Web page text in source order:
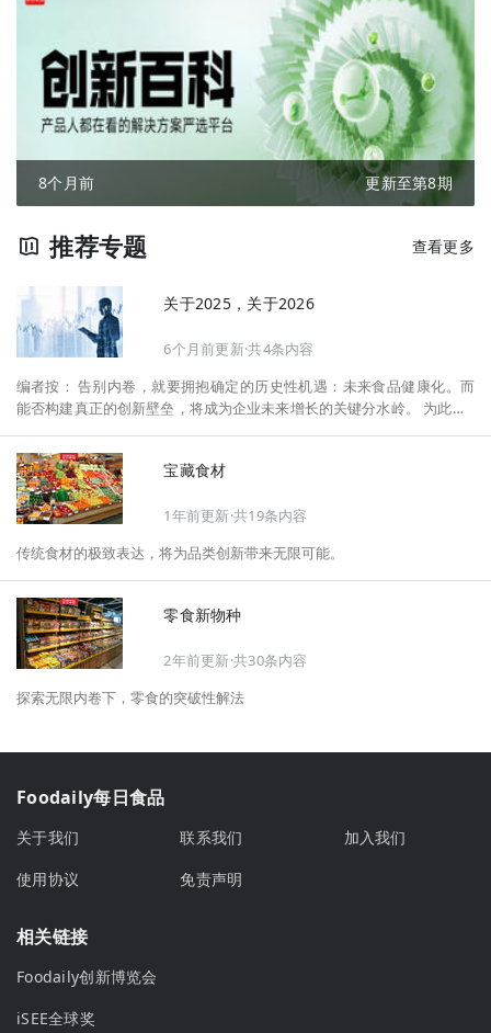
8个月前 更新至第8期
推荐专题 查看更多
关于2025，关于2026
6个月前更新·共4条内容
编者按： 告别内卷，就要拥抱确定的历史性机遇：未来食品健康化。而
能否构建真正的创新壁垒，将成为企业未来增长的关键分水岭。 为此，F
将以“创新产品”透视“未来机会”，以全球视野探寻中国机遇、增长解法，
拆解年度标杆的增长逻辑与谋篇布局，深挖“药食同源”“低GI”“老龄营
养”“清洁标签”等热门赛道的爆品基因，从趋势预判、品类创新、未来增长
机会、企业战略布局以及渠道变革等，为行业提供务实、前瞻的开年创新
宝藏食材
1年前更新·共19条内容
传统食材的极致表达，将为品类创新带来无限可能。
零食新物种
2年前更新·共30条内容
探索无限内卷下，零食的突破性解法
Foodaily每日食品
关于我们 联系我们
加入我们
使用协议
免责声明
相关链接
Foodaily创新博览会
iSEE全球奖